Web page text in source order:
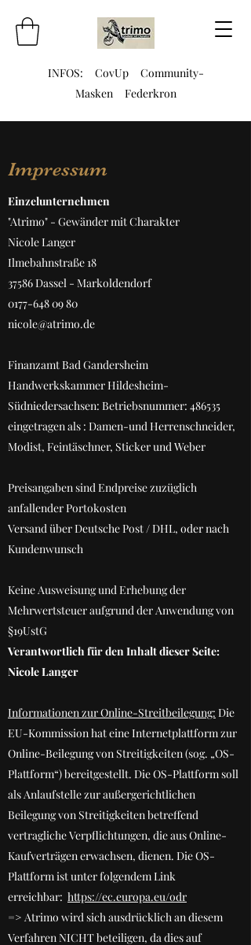
INFOS: CovUp
Community-
Masken
Federkron
Impressum
Einzelunternehmen
"Atrimo" - Gewänder mit Charakter
Nicole Langer
Ilmebahnstraße 18
37586 Dassel - Markoldendorf
0177-648 09 80
nicole@atrimo.de
Finanzamt Bad Gandersheim
Handwerkskammer Hildesheim-
Südniedersachsen: Betriebsnummer: 486535
eingetragen als : Damen-und Herrenschneider,
Modist, Feintäschner, Sticker und Weber
Preisangaben sind Endpreise zuzüglich
anfallender Portokosten
Versand über Deutsche Post / DHL, oder nach
Kundenwunsch
Keine Ausweisung und Erhebung der
Mehrwertsteuer aufgrund der Anwendung von
§19UstG
Verantwortlich für den Inhalt dieser Seite:
Nicole Langer
Informationen zur Online-Streitbeilegung: Die
EU-Kommission hat eine Internetplattform zur
Online-Beilegung von Streitigkeiten (sog. „OS-
Plattform“) bereitgestellt. Die OS-Plattform soll
als Anlaufstelle zur außergerichtlichen
Beilegung von Streitigkeiten betreffend
vertragliche Verpflichtungen, die aus Online-
Kaufverträgen erwachsen, dienen. Die OS-
Plattform ist unter folgendem Link
erreichbar: https://ec.europa.eu/odr
=> Atrimo wird sich ausdrücklich an diesem
Verfahren NICHT beteiligen, da dies auf